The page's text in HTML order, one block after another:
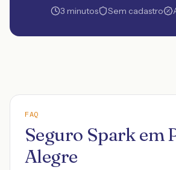
3 minutos Sem cadastro
FAQ
Seguro Spark em
Alegre